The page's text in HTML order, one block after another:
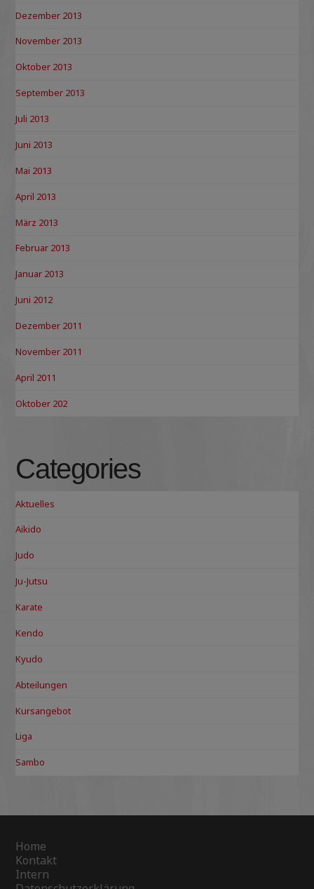
Dezember 2013
November 2013
Oktober 2013
September 2013
Juli 2013
Juni 2013
Mai 2013
April 2013
März 2013
Februar 2013
Januar 2013
Juni 2012
Dezember 2011
November 2011
April 2011
Oktober 202
Categories
Aktuelles
Aikido
Judo
Ju-Jutsu
Karate
Kendo
Kyudo
Abteilungen
Kursangebot
Liga
Sambo
Home
Kontakt
Intern